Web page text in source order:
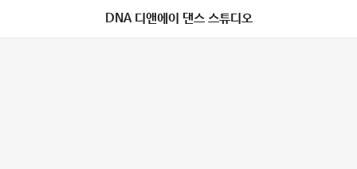
DNA 디앤에이 댄스 스튜디오